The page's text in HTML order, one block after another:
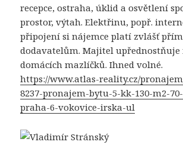
recepce, ostraha, úklid a osvětlení
prostor, výtah. Elektřinu, popř.
připojení si nájemce platí zvlášť
dodavatelům. Majitel upřednostňuje
domácích mazlíčků. Ihned volné.
https://www.atlas-reality.cz/
8237-pronajem-bytu-5-kk-130-m2-
praha-6-vokovice-irska-ul